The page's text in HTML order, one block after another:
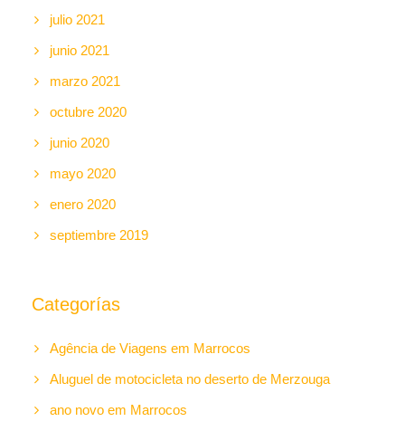
julio 2021
junio 2021
marzo 2021
octubre 2020
junio 2020
mayo 2020
enero 2020
septiembre 2019
Categorías
Agência de Viagens em Marrocos
Aluguel de motocicleta no deserto de Merzouga
ano novo em Marrocos